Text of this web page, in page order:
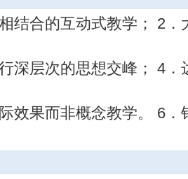
结合的互动式教学； 2
深层次的思想交峰； 4
效果而非概念教学。 6